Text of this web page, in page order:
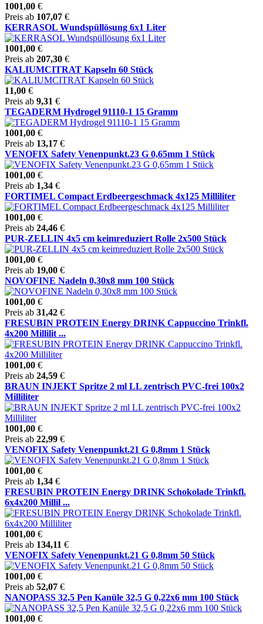
1001,00 €
Preis ab 107,07 €
KERRASOL Wundspüllösung 6x1 Liter
1001,00 €
Preis ab 207,30 €
KALIUMCITRAT Kapseln 60 Stück
11,00 €
Preis ab 9,31 €
TEGADERM Hydrogel 91110-1 15 Gramm
1001,00 €
Preis ab 13,17 €
VENOFIX Safety Venenpunkt.23 G 0,65mm 1 Stück
1001,00 €
Preis ab 1,34 €
FORTIMEL Compact Erdbeergeschmack 4x125 Milliliter
1001,00 €
Preis ab 24,46 €
PUR-ZELLIN 4x5 cm keimreduziert Rolle 2x500 Stück
1001,00 €
Preis ab 19,00 €
NOVOFINE Nadeln 0,30x8 mm 100 Stück
1001,00 €
Preis ab 31,42 €
FRESUBIN PROTEIN Energy DRINK Cappuccino Trinkfl.
4x200 Millilit ...
1001,00 €
Preis ab 24,59 €
BRAUN INJEKT Spritze 2 ml LL zentrisch PVC-frei 100x2
Milliliter
1001,00 €
Preis ab 22,99 €
VENOFIX Safety Venenpunkt.21 G 0,8mm 1 Stück
1001,00 €
Preis ab 1,34 €
FRESUBIN PROTEIN Energy DRINK Schokolade Trinkfl.
6x4x200 Millil ...
1001,00 €
Preis ab 134,11 €
VENOFIX Safety Venenpunkt.21 G 0,8mm 50 Stück
1001,00 €
Preis ab 52,07 €
NANOPASS 32,5 Pen Kanüle 32,5 G 0,22x6 mm 100 Stück
1001,00 €